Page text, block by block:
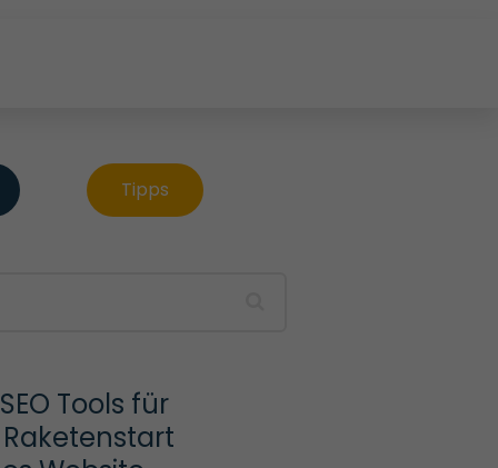
Tipps
Tools für